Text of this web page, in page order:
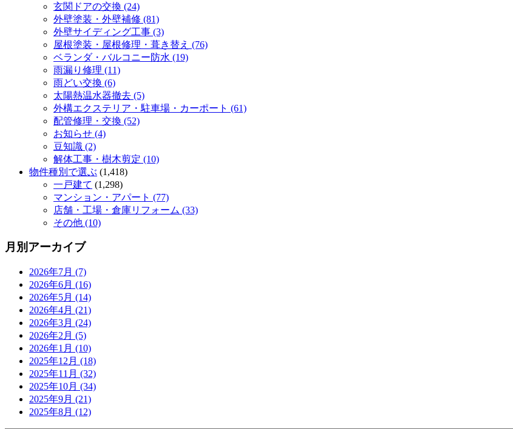
玄関ドアの交換 (24)
外壁塗装・外壁補修 (81)
外壁サイディング工事 (3)
屋根塗装・屋根修理・葺き替え (76)
ベランダ・バルコニー防水 (19)
雨漏り修理 (11)
雨どい交換 (6)
太陽熱温水器撤去 (5)
外構エクステリア・駐車場・カーポート (61)
配管修理・交換 (52)
お知らせ (4)
豆知識 (2)
解体工事・樹木剪定 (10)
物件種別で選ぶ (1,418)
一戸建て (1,298)
マンション・アパート (77)
店舗・工場・倉庫リフォーム (33)
その他 (10)
月別アーカイブ
2026年7月 (7)
2026年6月 (16)
2026年5月 (14)
2026年4月 (21)
2026年3月 (24)
2026年2月 (5)
2026年1月 (10)
2025年12月 (18)
2025年11月 (32)
2025年10月 (34)
2025年9月 (21)
2025年8月 (12)